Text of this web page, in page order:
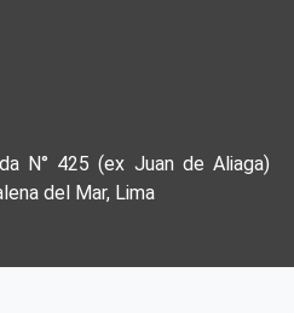
N° 425 (ex Juan de Aliaga)
del Mar, Lima